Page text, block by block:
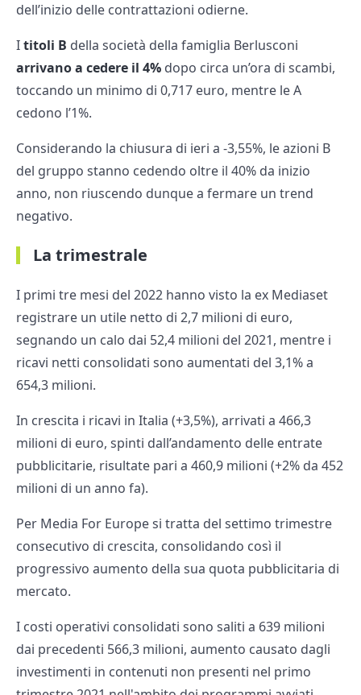
dell’inizio delle contrattazioni odierne.
Ititoli B della società della famiglia Berlusconi
arrivano a cedere il 4% dopo circa un’ora di scambi,
toccando un minimo di 0,717 euro, mentre le A
cedono l’1%.
Considerando la chiusura di ieri a -3,55%, le azioni B
del gruppo stanno cedendo oltre il 40% da inizio
anno, non riuscendo dunque a fermare un trend
negativo.
La trimestrale
I primi tre mesi del 2022 hanno visto la ex Mediaset
registrare un utile netto di 2,7 milioni di euro,
segnando un calo dai 52,4 milioni del 2021, mentre i
ricavi netti consolidati sono aumentati del 3,1% a
654,3 milioni.
In crescita i ricavi in Italia (+3,5%), arrivati a 466,3
milioni di euro, spinti dall’andamento delle entrate
pubblicitarie, risultate pari a 460,9 milioni (+2% da 452
milioni di un anno fa).
Per Media For Europe si tratta del settimo trimestre
consecutivo di crescita, consolidando così il
progressivo aumento della sua quota pubblicitaria di
mercato.
I costi operativi consolidati sono saliti a 639 milioni
dai precedenti 566,3 milioni, aumento causato dagli
investimenti in contenuti non presenti nel primo